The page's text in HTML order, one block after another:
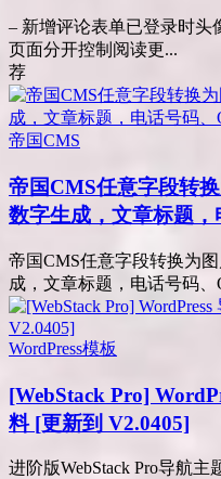
– 新增评论表单已登录时头
页面分开控制阅读更...
荐
帝国CMS
帝国CMS任意字段转
数字生成，文章标题
帝国CMS任意字段转换为
成，文章标题，电话号码、
WordPress模板
[WebStack Pro]
料 [更新到 V2.0405]
进阶版WebStack Pro导航